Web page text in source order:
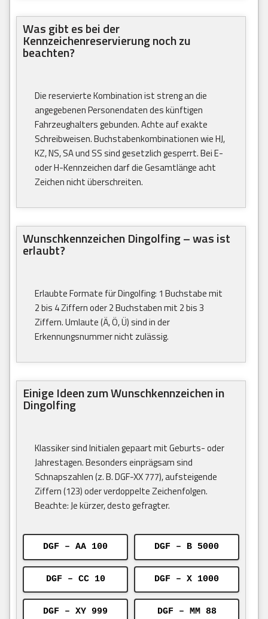
Was gibt es bei der
Kennzeichenreservierung noch zu
beachten?
Die reservierte Kombination ist streng an die
angegebenen Personendaten des künftigen
Fahrzeughalters gebunden. Achte auf exakte
Schreibweisen. Buchstabenkombinationen wie HJ,
KZ, NS, SA und SS sind gesetzlich gesperrt. Bei E-
oder H-Kennzeichen darf die Gesamtlänge acht
Zeichen nicht überschreiten.
Wunschkennzeichen Dingolfing – was ist
erlaubt?
Erlaubte Formate für Dingolfing: 1 Buchstabe mit
2 bis 4 Ziffern oder 2 Buchstaben mit 2 bis 3
Ziffern. Umlaute (Ä, Ö, Ü) sind in der
Erkennungsnummer nicht zulässig.
Einige Ideen zum Wunschkennzeichen in
Dingolfing
Klassiker sind Initialen gepaart mit Geburts- oder
Jahrestagen. Besonders einprägsam sind
Schnapszahlen (z. B. DGF-XX 777), aufsteigende
Ziffern (123) oder verdoppelte Zeichenfolgen.
Beachte: Je kürzer, desto gefragter.
DGF – AA 100 DGF – B 5000
DGF – CC 10 DGF – X 1000
DGF – XY 999 DGF – MM 88